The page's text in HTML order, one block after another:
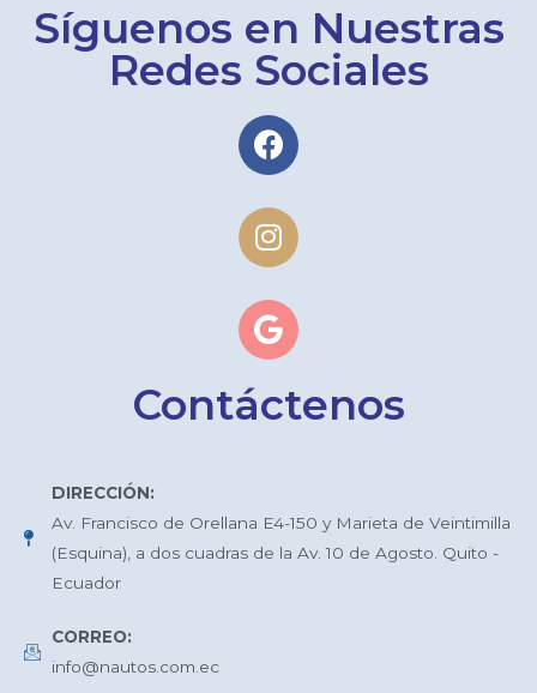
Síguenos en Nuestras
Redes Sociales
Contáctenos
DIRECCIÓN:
Av. Francisco de Orellana E4-150 y Marieta de Veintimilla
(Esquina), a dos cuadras de la Av. 10 de Agosto. Quito -
Ecuador
CORREO:
info@nautos.com.ec